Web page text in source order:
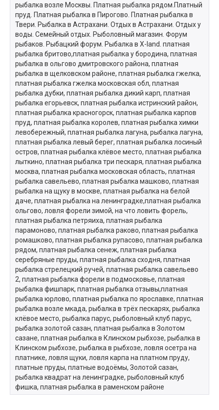
рыбалка возле Москвы. Платная рыбалка рядом.Платный
пруд. Платная рыбалка в Пирогово. Платная рыбалка в
Твери. Рыбалка в Астрахани. Отдых в Астрахани. Отдых у
воды. Семейный отдых. Рыболовный магазин. Форум
рыбаков. Рыбацкий форум. Рыбалка в X-land. платная
рыбалка бритово,платная рыбалка у бородина, платная
рыбалка в ольгово дмитровского района, платная
рыбалка в щелковском районе, платная рыбалка гжелка,
платная рыбалка гжелка московская обл, платная
рыбалка дубки, платная рыбалка дикий карп, платная
рыбалка егорьевск, платная рыбалка истринский район,
платная рыбалка красногорск, платная рыбалка карпов
пруд, платная рыбалка королев, платная рыбалка химки
левобережный, платная рыбалка лагуна, рыбалка лагуна,
платная рыбалка левый берег, платная рыбалка лосиный
остров, платная рыбалка клёвое место, платная рыбалка
лыткино, платная рыбалка три пескаря, платная рыбалка
москва, платная рыбалка московская область, платная
рыбалка савельево, платная рыбалка машково, платная
рыбалка на щуку в москве, платная рыбалка на белой
даче, платная рыбалка на ленинградке,платная рыбалка
ольгово, ловля форели зимой, на что ловить форель,
платная рыбалка петряиха, платная рыбалка
парамоново, платная рыбалка раково, платная рыбалка
ромашково, платная рыбалка рупасово, платная рыбалка
рядом, платная рыбалка сенеж, платная рыбалка
серебряные пруды, платная рыбалка сходня, платная
рыбалка стрелецкий ручей, платная рыбалка савельево
2, платная рыбалка форели в подмосковье, платная
рыбалка фишпарк, платная рыбалка отзывы,платная
рыбалка юрлово, платная рыбалка по ярославке, платная
рыбалка возле мкада, рыбалка в трёх пескарях, рыбалка
клёвое место, рыбалка парус, рыболовный клуб парус,
рыбалка золотой сазан, платная рыбалка в Золотом
сазане, платная рыбалка в Клинском рыбхозе, рыбалка в
Клинском рыбхозе, рыбалка в рыбхозе, ловля осетра на
платнике, ловля щуки, ловля карпа на платном пруду,
платные пруды, платные водоёмы, Золотой сазан,
рыбалка квадрат на ленинградке, рыболовный клуб
фишка, платная рыбалка в раменском районе